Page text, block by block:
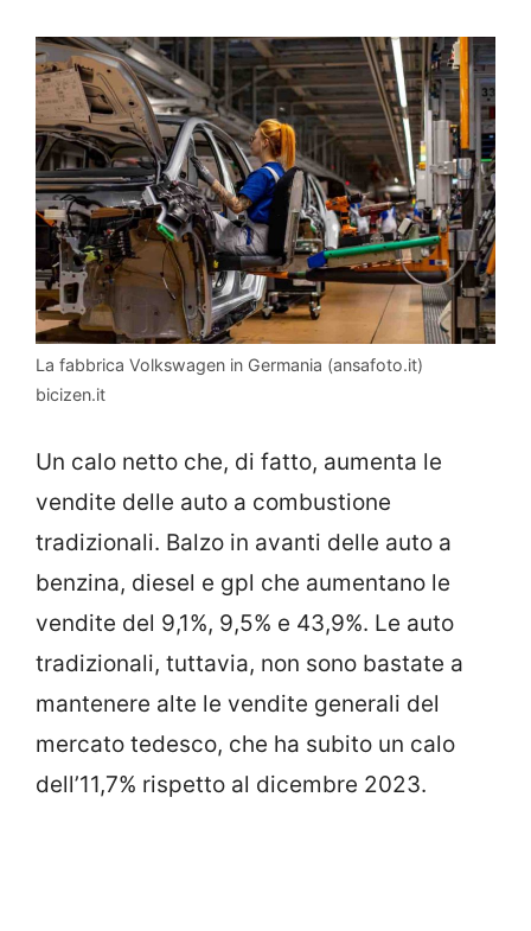
La fabbrica Volkswagen in Germania (ansafoto.it)
bicizen.it
Un calo netto che, di fatto, aumenta le
vendite delle auto a combustione
tradizionali. Balzo in avanti delle auto a
benzina, diesel e gpl che aumentano le
vendite del 9,1%, 9,5% e 43,9%. Le auto
tradizionali, tuttavia, non sono bastate a
mantenere alte le vendite generali del
mercato tedesco, che ha subito un calo
dell’11,7% rispetto al dicembre 2023.